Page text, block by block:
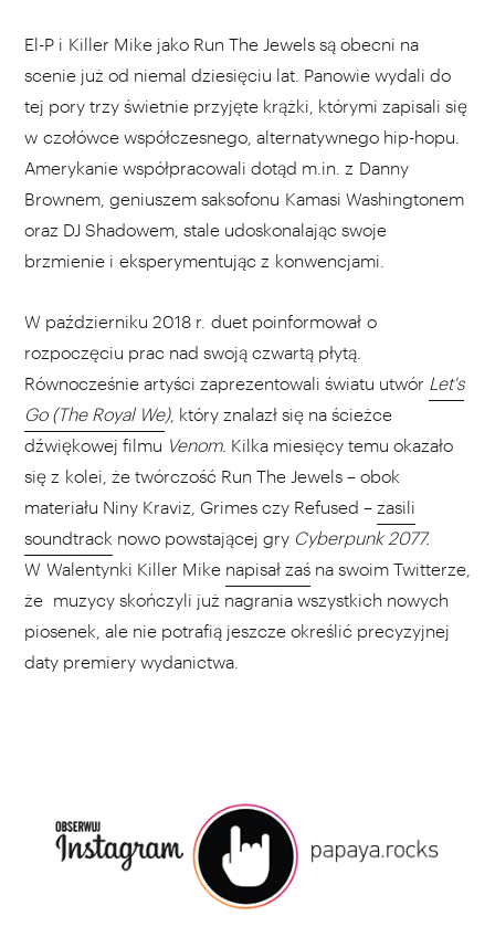
El-P i Killer Mike jako Run The Jewels są obecni na
scenie już od niemal dziesięciu lat. Panowie wydali do
tej pory trzy świetnie przyjęte krążki, którymi zapisali się
w czołówce współczesnego, alternatywnego hip-hopu.
Amerykanie współpracowali dotąd m.in. z Danny
Brownem, geniuszem saksofonu Kamasi Washingtonem
oraz DJ Shadowem, stale udoskonalając swoje
brzmienie i eksperymentując z konwencjami.
W październiku 2018 r. duet poinformował o
rozpoczęciu prac nad swoją czwartą płytą.
Równocześnie artyści zaprezentowali światu utwór Let's
Go (The Royal We), który znalazł się na ścieżce
dźwiękowej filmu Venom. Kilka miesięcy temu okazało
się z kolei, że twórczość Run The Jewels – obok
materiału Niny Kraviz, Grimes czy Refused – zasili
soundtrack nowo powstającej gry Cyberpunk 2077.
W Walentynki Killer Mike napisał zaś na swoim Twitterze,
że muzycy skończyli już nagrania wszystkich nowych
piosenek, ale nie potrafią jeszcze określić precyzyjnej
daty premiery wydanictwa.